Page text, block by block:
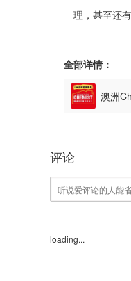
理，甚至还
全部详情：
澳洲
评论
loading...